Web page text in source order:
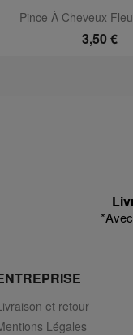
Aperçu
Pince À Cheveux
3,50 €
et retour
Légales